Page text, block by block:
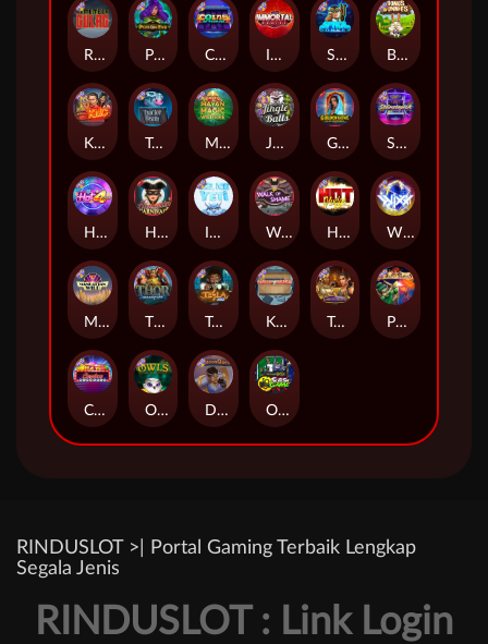
Manhattan Goes Wild
Kiss My Chainsaw Tractor Beam
Casino Win Spin
Hot Nudge
Space Donkey
Starstruck
Poison Eve
Tomb of Nefertiti
Golden Genie And The Walking Wilds
Immortal Fruits
Tesla Jolt
Dungeon Quest
Coins of Fortune
Mayan Magic Wildfire
WiXX
Outsourced: Slash Game
Bonus Bunnies
Hot 4 Cash
Owls
Jingle Balls
Harlequin Carnival Walk of Shame
Kitchen Drama: Sushi Mania Pixies vs Pirates
Thor: Hammer Time
Ice Ice Yeti
Remember Gulag
RINDUSLOT >| Portal Gaming Terbaik Lengkap
Segala Jenis
RINDUSLOT : Link Login